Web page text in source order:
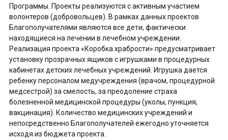
Программы. Проекты реализуются с активным участием
волонтеров (добровольцев). В рамках данных проектов
Благополучателями являются все дети, фактически
находящиеся на лечении в лечебном учреждении.
Реализация проекта «Коробка храбрости» предусматривает
установку прозрачных ящиков с игрушками в процедурных
кабинетах детских лечебных учреждений. Игрушка дается
ребенку персоналом медучреждения (врачом, процедурной
медсестрой) за смелость, за преодоление страха
болезненной медицинской процедуры (уколы, пункция,
вакцинация). Количество медицинских учреждений и
непосредственно Благополучателей ежегодно уточняется
исходя из бюджета проекта.